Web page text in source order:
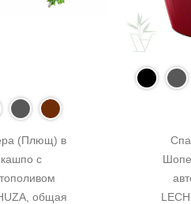
(Плющ) в
кашпо с
общая